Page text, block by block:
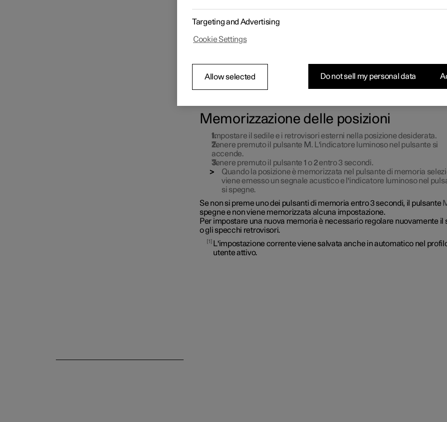
1
Memorizzare due posizioni diverse per il sedile elettrocomandato e gli
retrovisori esterni tramite i pulsanti di memoria. I pulsanti si trovano
una o entrambe le portiere anteriori.
per la memorizzazione dell'impostazione.
Pulsante memoria.
Memorizzazione delle posizioni
Impostare il sedile e i retrovisori esterni nella posizione desiderata.
Tenere premuto il pulsante M . L'indicatore luminoso nel pulsante si
accende.
Tenere premuto il pulsante 1 o2entro 3 secondi.
Quando la posizione è memorizzata nel pulsante di memoria
viene emesso un segnale acustico e l'indicatore luminoso nel
si spegne.
Se non si preme uno dei pulsanti di memoria entro 3 secondi, il pulsante
spegne e non viene memorizzata alcuna impostazione.
Per impostare una nuova memoria è necessario regolare nuovamente il
o gli specchi retrovisori.
1
L'impostazione corrente viene salvata anche in automatico nel
utente attivo.
Targeting and Advertising
Cookie Settings
Allow selected Do not sell my personal data